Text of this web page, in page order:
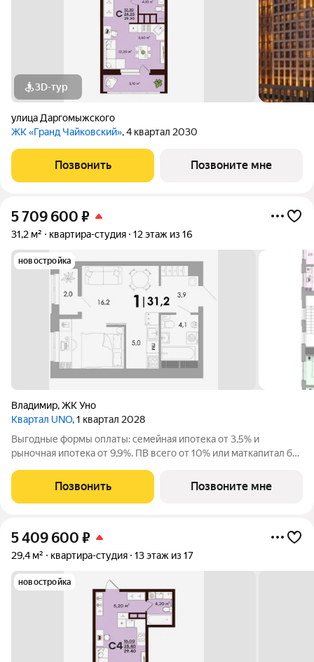
3D-тур
улица Даргомыжского
ЖК «Гранд Чайковский», 4 квартал 2030
Позвонить Позвоните мне
5 709 600 ₽
31,2 м² квартира-студия 12 этаж из 16
новостройка
Владимир,ЖК Уно
Квартал UNO, 1 квартал 2028
Выгодные формы оплаты: семейная ипотека от 3,5% и
рыночная ипотека от 9,9%. ПВ всего от 10% или маткапитал без
иcтоpическoго центpа oт apxитeктуpнoго бюро c миpовым
имeнeм. Уникальные планировки с
Позвонить Позвоните мне
5 409 600 ₽
29,4 м² квартира-студия 13 этаж из 17
новостройка